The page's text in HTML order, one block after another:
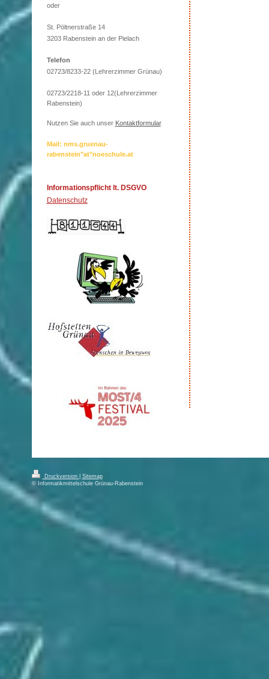
oder
St. Pöltnerstraße 14
3203 Rabenstein an der Pielach
Telefon
02723/8233-22 (Lehrerzimmer Grünau)
02723/2218-11 oder 12(Lehrerzimmer
Rabenstein)
Nutzen Sie auch unser Kontaktformular.
Mail: nms.gruenau-
rabenstein"at"noeschule.at
Informationspflicht lt. DSGVO
Datenschutz
Druckversion
Sitemap
© Informatikmittelschule Grünau-Rabenstein